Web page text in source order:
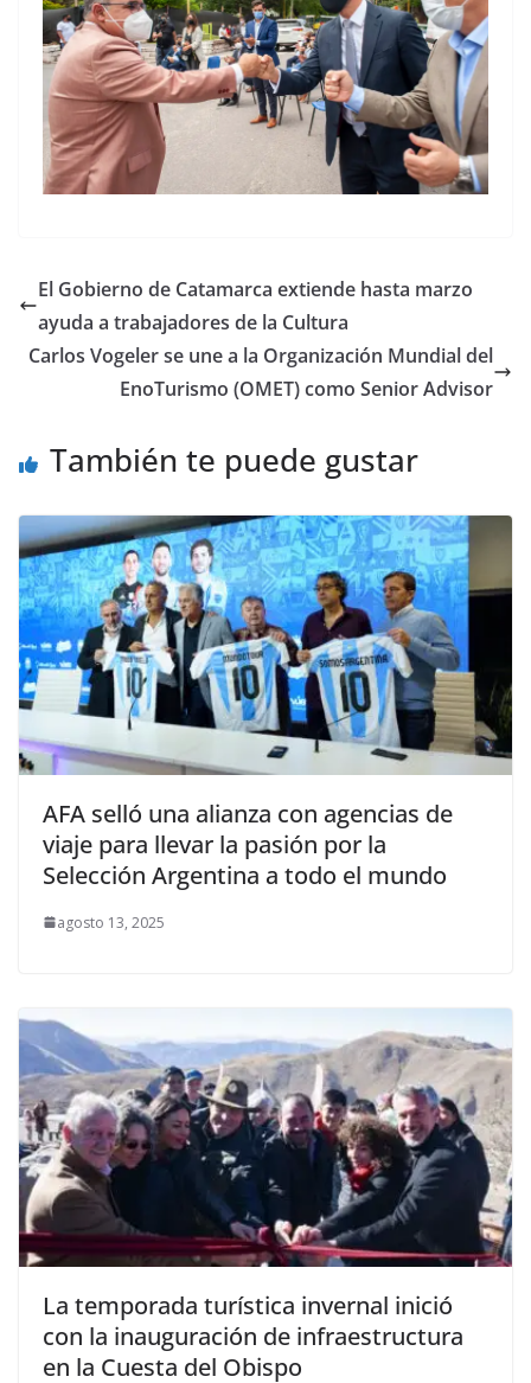
El Gobierno de Catamarca extiende hasta marzo
ayuda a trabajadores de la Cultura
Carlos Vogeler se une a la Organización Mundial del
EnoTurismo (OMET) como Senior Advisor
También te puede gustar
AFA selló una alianza con agencias de
viaje para llevar la pasión por la
Selección Argentina a todo el mundo
agosto 13, 2025
La temporada turística invernal inició
con la inauguración de infraestructura
en la Cuesta del Obispo